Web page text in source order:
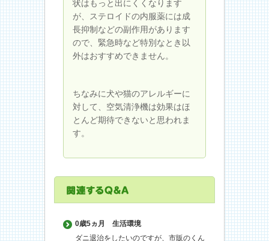
状はもっと出にくくなります
が、ステロイドの内服薬には成
長抑制などの副作用があります
ので、緊急時など特別なとき以
外はおすすめできません。
ちなみに犬や猫のアレルギーに
対して、空気清浄機は効果はほ
とんど期待できないと思われま
す。
0歳5ヵ月
生活環境
ダニ退治をしたいのですが、市販のくん